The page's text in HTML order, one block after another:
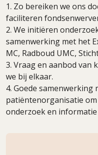
1. Zo bereiken we ons
faciliteren
2. We initiëren
samenwerking met het
MC, Radboud UMC,
3. Vraag en aanbod van
we bij elkaar.
4. Goede samenwerking
patiëntenorganisatie
onderzoek en